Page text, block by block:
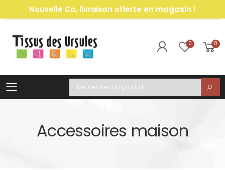
Nouvelle Co, livraison offerte en magasin !
0 0
Toggle mobile menu
Recherche
Accessoires maison